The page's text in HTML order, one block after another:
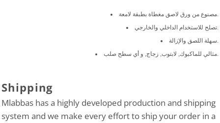
مصنوع من ورق لاصق مغطاة بطبقة لامعة.
تصلح للاستخدام الداخلي والخارجي.
سهلة اللصق والإزالة.
مثالي للماكبوك, لابتوب, زجاج, و أي سطح صلب.
Shipping
Mlabbas has a highly developed production and shipping
system and we make every effort to ship your order in a